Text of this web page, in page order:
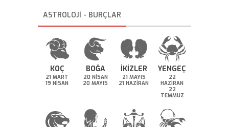
ASTROLOJİ - BURÇLAR
KOÇ
21 MART
19 NİSAN
BOĞA
20 NİSAN
20 MAYIS
İKİZLER
21 MAYIS
21 HAZİRAN
YENGEÇ
22
HAZİRAN
22
TEMMUZ